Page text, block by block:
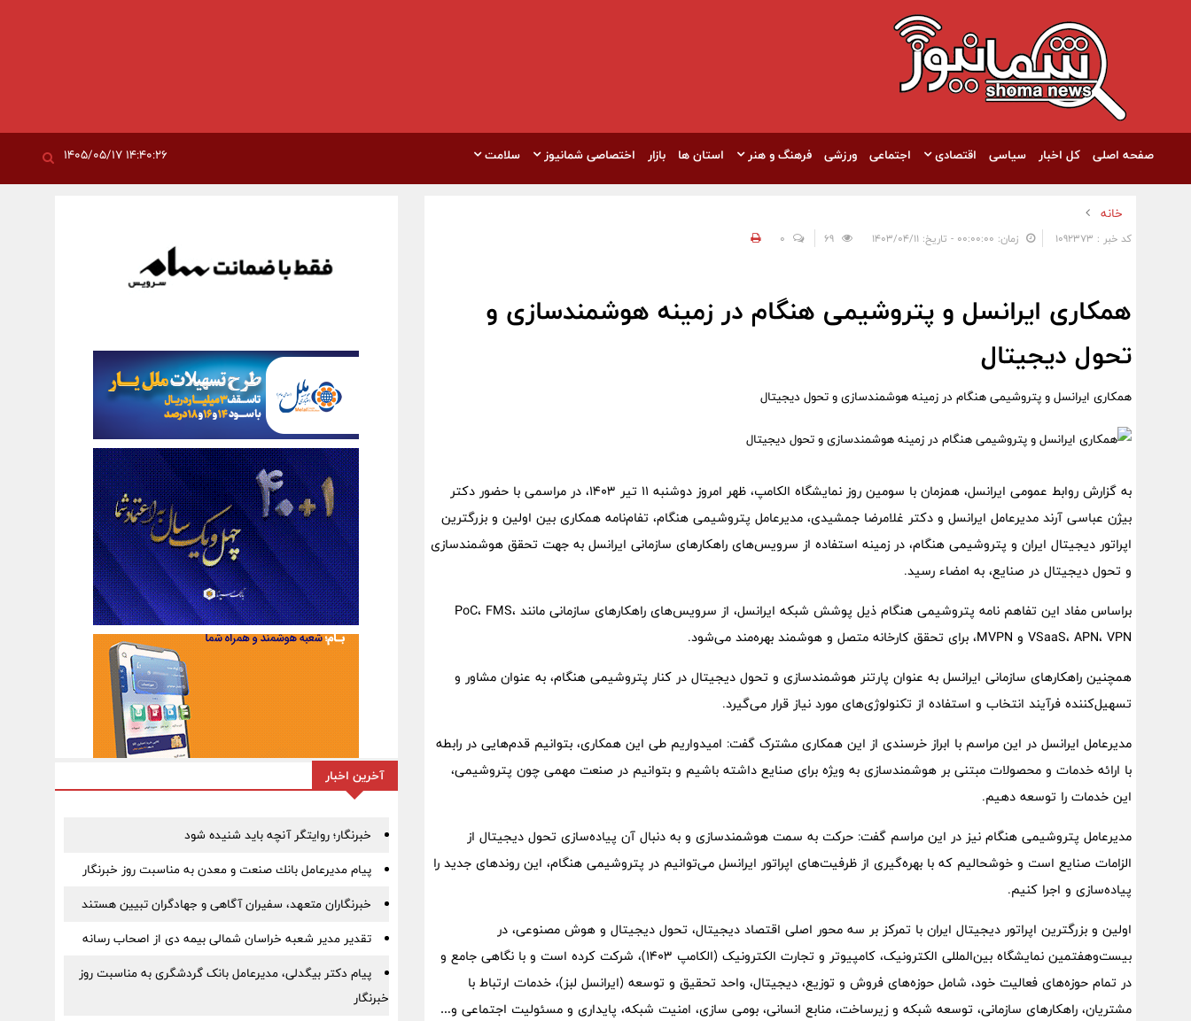
صفحه اصلی کل اخبار سیاسی اقتصادی اجتماعی ورزشی فرهنگ و هنر استان ها بازار اختصاصی شمانیوز سلامت
خانه
کد خبر : 1092373 زمان: ۰۰:۰۰:۰۰ - تاریخ: ۱۴۰۳/۰۴/۱۱ 0
همکاری ایرانسل و پتروشیمی هنگام در زمینه هوشمندسازی و
تحول دیجیتال
همکاری ایرانسل و پتروشیمی هنگام در زمینه هوشمندسازی و تحول دیجیتال
به گزارش روابط عمومی ایرانسل، همزمان با سومین روز نمایشگاه الکامپ، ظهر امروز دوشنبه ۱۱ تیر ۱۴۰۳، در مراسمی با حضور دکتر
بیژن عباسی آرند مدیرعامل ایرانسل و دکتر غلامرضا جمشیدی، مدیرعامل پتروشیمی هنگام، تفام‌نامه همکاری بین اولین و بزرگترین
اپراتور دیجیتال ایران و پتروشیمی هنگام، در زمینه استفاده از سرویس‌های راهکارهای سازمانی ایرانسل به جهت تحقق هوشمندسازی
و تحول دیجیتال در صنایع، به امضاء رسید.
براساس مفاد این تفاهم نامه پتروشیمی هنگام ذیل پوشش شبکه ایرانسل، از سرویس‌های راهکارهای سازمانی مانند PoC، FMS،
VSaaS، APN، VPN و MVPN، برای تحقق کارخانه متصل و هوشمند بهره‌مند می‌شود.
همچنین راهکارهای سازمانی ایرانسل به عنوان پارتنر هوشمندسازی و تحول دیجیتال در کنار پتروشیمی هنگام، به عنوان مشاور و
تسهیل‌کننده فرآیند انتخاب و استفاده از تکنولوژی‌های مورد نیاز قرار می‌گیرد.
مدیرعامل ایرانسل در این مراسم با ابراز خرسندی از این همکاری مشترک گفت: امیدواریم طی این همکاری، بتوانیم قدم‌هایی در رابطه
با ارائه خدمات و محصولات مبتنی بر هوشمندسازی به ویژه برای صنایع داشته باشیم و بتوانیم در صنعت مهمی چون پتروشیمی،
این خدمات را توسعه دهیم.
مدیرعامل پتروشیمی هنگام نیز در این مراسم گفت: حرکت به سمت هوشمندسازی و به دنبال آن پیاده‌سازی تحول دیجیتال از
الزامات صنایع است و خوشحالیم که با بهره‌گیری از ظرفیت‌های اپراتور ایرانسل می‌توانیم در پتروشیمی هنگام، این روندهای جدید را
پیاده‌سازی و اجرا کنیم.
اولین و بزرگترین اپراتور دیجیتال ایران با تمرکز بر سه محور اصلی اقتصاد دیجیتال، تحول دیجیتال و هوش مصنوعی، در
بیست‌وهفتمین نمایشگاه بین‌المللی الکترونیک، کامپیوتر و تجارت الکترونیک (الکامپ ۱۴۰۳)، شرکت کرده است و با نگاهی جامع و
در تمام حوزه‌های فعالیت خود، شامل حوزه‌های فروش و توزیع، دیجیتال، واحد تحقیق و توسعه (ایرانسل لبز)، خدمات ارتباط با
مشتریان، راهکارهای سازمانی، توسعه شبکه و زیرساخت، منابع انسانی، بومی سازی، امنیت شبکه، پایداری و مسئولیت اجتماعی و…
آخرین اخبار
خبرنگار؛ روایتگر آنچه باید شنیده شود
پیام مدیرعامل بانك صنعت و معدن به مناسبت روز خبرنگار
خبرنگاران متعهد، سفیران آگاهی و جهادگران تبیین هستند
تقدیر مدیر شعبه خراسان شمالی بیمه دی از اصحاب رسانه
پیام دکتر بیگدلی، مدیرعامل بانک گردشگری به مناسبت روز
خبرنگار